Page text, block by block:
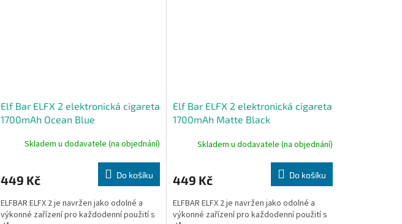
Elf Bar ELFX 2 elektronická cigareta
1700mAh Ocean Blue
Skladem u dodavatele (na objednání)
449 Kč Do košíku
ELFBAR ELFX 2 je navržen jako odolné a
výkonné zařízení pro každodenní použití s
Elf Bar ELFX 2 elektronická cigareta
1700mAh Matte Black
Skladem u dodavatele (na objednání)
449 Kč Do košíku
ELFBAR ELFX 2 je navržen jako odolné a
výkonné zařízení pro každodenní použití s